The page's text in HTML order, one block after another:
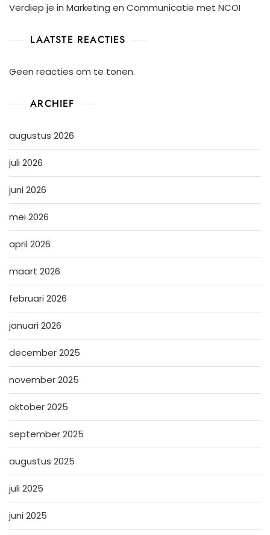
Verdiep je in Marketing en Communicatie met NCOI
LAATSTE REACTIES
Geen reacties om te tonen.
ARCHIEF
augustus 2026
juli 2026
juni 2026
mei 2026
april 2026
maart 2026
februari 2026
januari 2026
december 2025
november 2025
oktober 2025
september 2025
augustus 2025
juli 2025
juni 2025